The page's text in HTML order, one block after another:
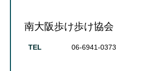
南大阪歩け歩け協会
TEL 06-6941-0373